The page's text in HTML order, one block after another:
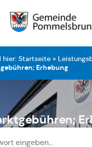
hier: Startseite »
Erhebung